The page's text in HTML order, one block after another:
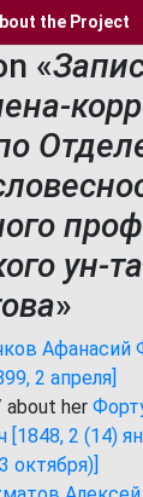
the Project
«
ун-
»
Афанасий
2 апреля]
about her
2 (14)
октября)]